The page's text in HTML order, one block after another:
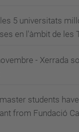
les 5 universitats
en l'àmbit de les
- Xerrada
students
from Fundació